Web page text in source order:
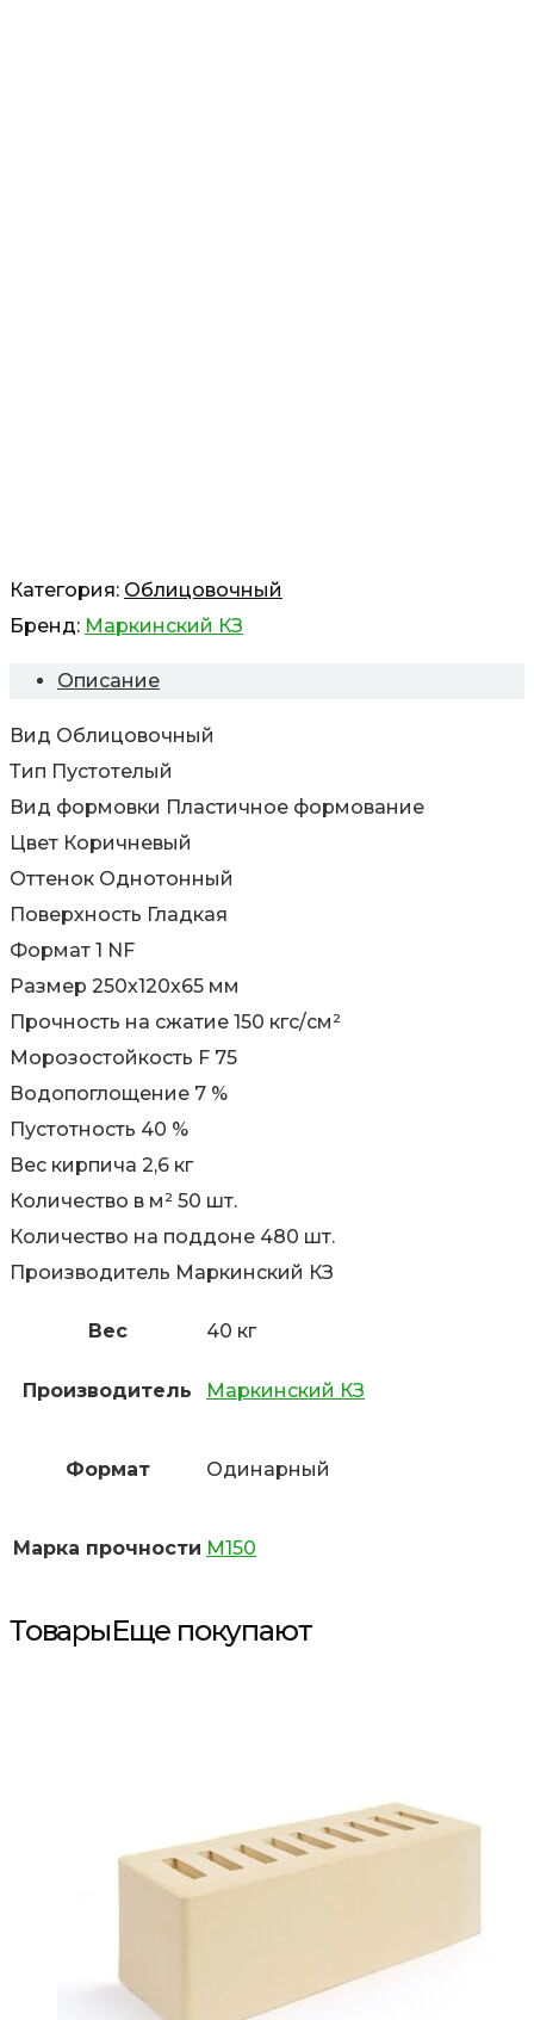
Категория: Облицовочный
Бренд: Маркинский КЗ
Описание
Вид Облицовочный
Тип Пустотелый
Вид формовки Пластичное формование
Цвет Коричневый
Оттенок Однотонный
Поверхность Гладкая
Формат 1 NF
Размер 250х120х65 мм
Прочность на сжатие 150 кгс/см²
Морозостойкость F 75
Водопоглощение 7 %
Пустотность 40 %
Вес кирпича 2,6 кг
Количество в м² 50 шт.
Количество на поддоне 480 шт.
Производитель Маркинский КЗ
Вес 40 кг
Производитель Маркинский КЗ
Формат Одинарный
Марка прочности М150
ТоварыЕще покупают